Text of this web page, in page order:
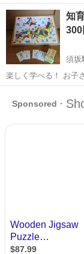
械操作・検査＞ラン
り！月収例31万円／長野県茅野市 半導体基
ーム内で、半導体基板
長野 茅野市
知
300
須坂
楽しく学べる！ お子さんと一
ります。ご了解いた